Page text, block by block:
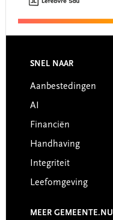
Footer
SNEL NAAR
Aanbestedingen
AI
Financiën
Handhaving
Integriteit
Leefomgeving
MEER GEMEENTE.NU